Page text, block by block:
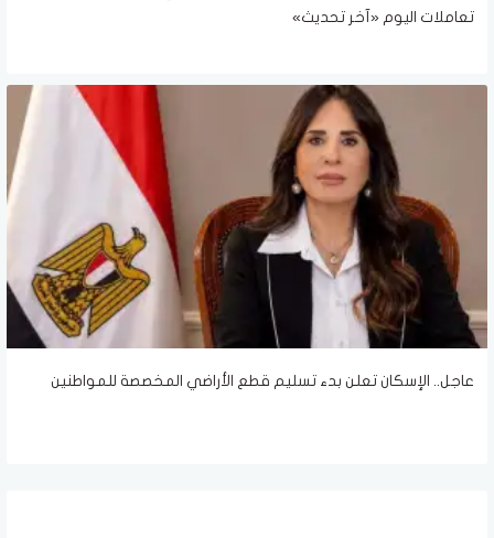
تعاملات اليوم «آخر تحديث»
عاجل.. الإسكان تعلن بدء تسليم قطع الأراضي المخصصة للمواطنين